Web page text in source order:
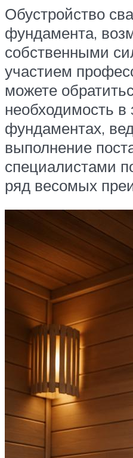
Обустройство
фундамента,
собственными
участием
можете
необходимость в
фундаментах,
выполнение
специалистами
ряд весомых